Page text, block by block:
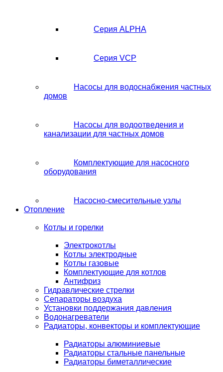
Серия ALPHA
Серия VCP
Насосы для водоснабжения частных
домов
Насосы для водоотведения и
канализации для частных домов
Комплектующие для насосного
оборудования
Насосно-смесительные узлы
Отопление
Котлы и горелки
Электрокотлы
Котлы электродные
Котлы газовые
Комплектующие для котлов
Антифриз
Гидравлические стрелки
Сепараторы воздуха
Установки поддержания давления
Водонагреватели
Радиаторы, конвекторы и комплектующие
Радиаторы алюминиевые
Радиаторы стальные панельные
Радиаторы биметаллические